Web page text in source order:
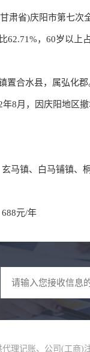
肃省)庆阳市第七
62.71%，60岁以上
置合水县，属弘化
8月，因庆阳地区
马镇、​白马铺镇、​
元/年
代理记账、公司(工商)